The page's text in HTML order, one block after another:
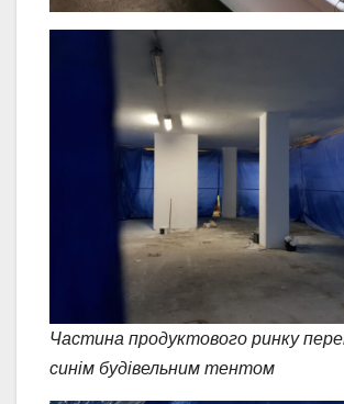
Частина продуктового ринку
синім будівельним тентом